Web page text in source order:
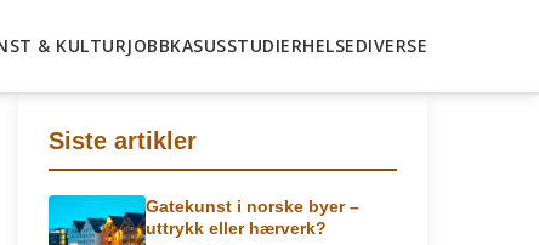
& KULTURJOBBKASUSSTUDIERHELSEDIVERSE
Siste artikler
Gatekunst i norske byer –
uttrykk eller hærverk?